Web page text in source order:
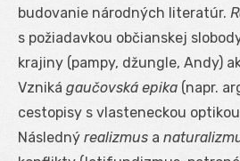
budovanie národných literatúr.
s požiadavkou občianskej
krajiny (pampy, džungle, Andy)
Vzniká gaučovská epika (napr.
cestopisy s vlastenec­kou
Následný realizmus a